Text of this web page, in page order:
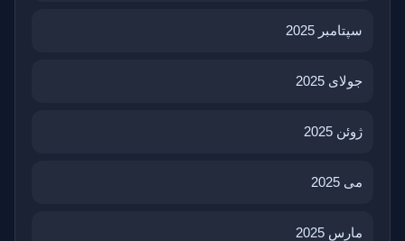
سپتامبر 2025
جولای 2025
ژوئن 2025
می 2025
مارس 2025